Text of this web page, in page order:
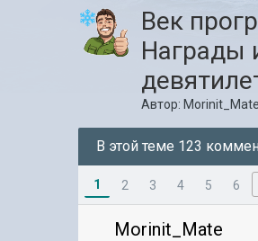
Век
Награды
Автор:
В этой теме 123
1 2 3 4 5 6
Morinit_Mate